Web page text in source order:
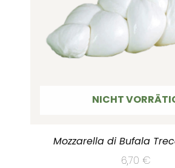
NICHT
Mozzarella di Bufala
6,70 €